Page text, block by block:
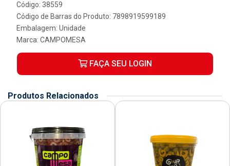
Código: 38559
Código de Barras do Produto: 7898919599189
Embalagem: Unidade
Marca: CAMPOMESA
FAÇA SEU LOGIN
Produtos Relacionados